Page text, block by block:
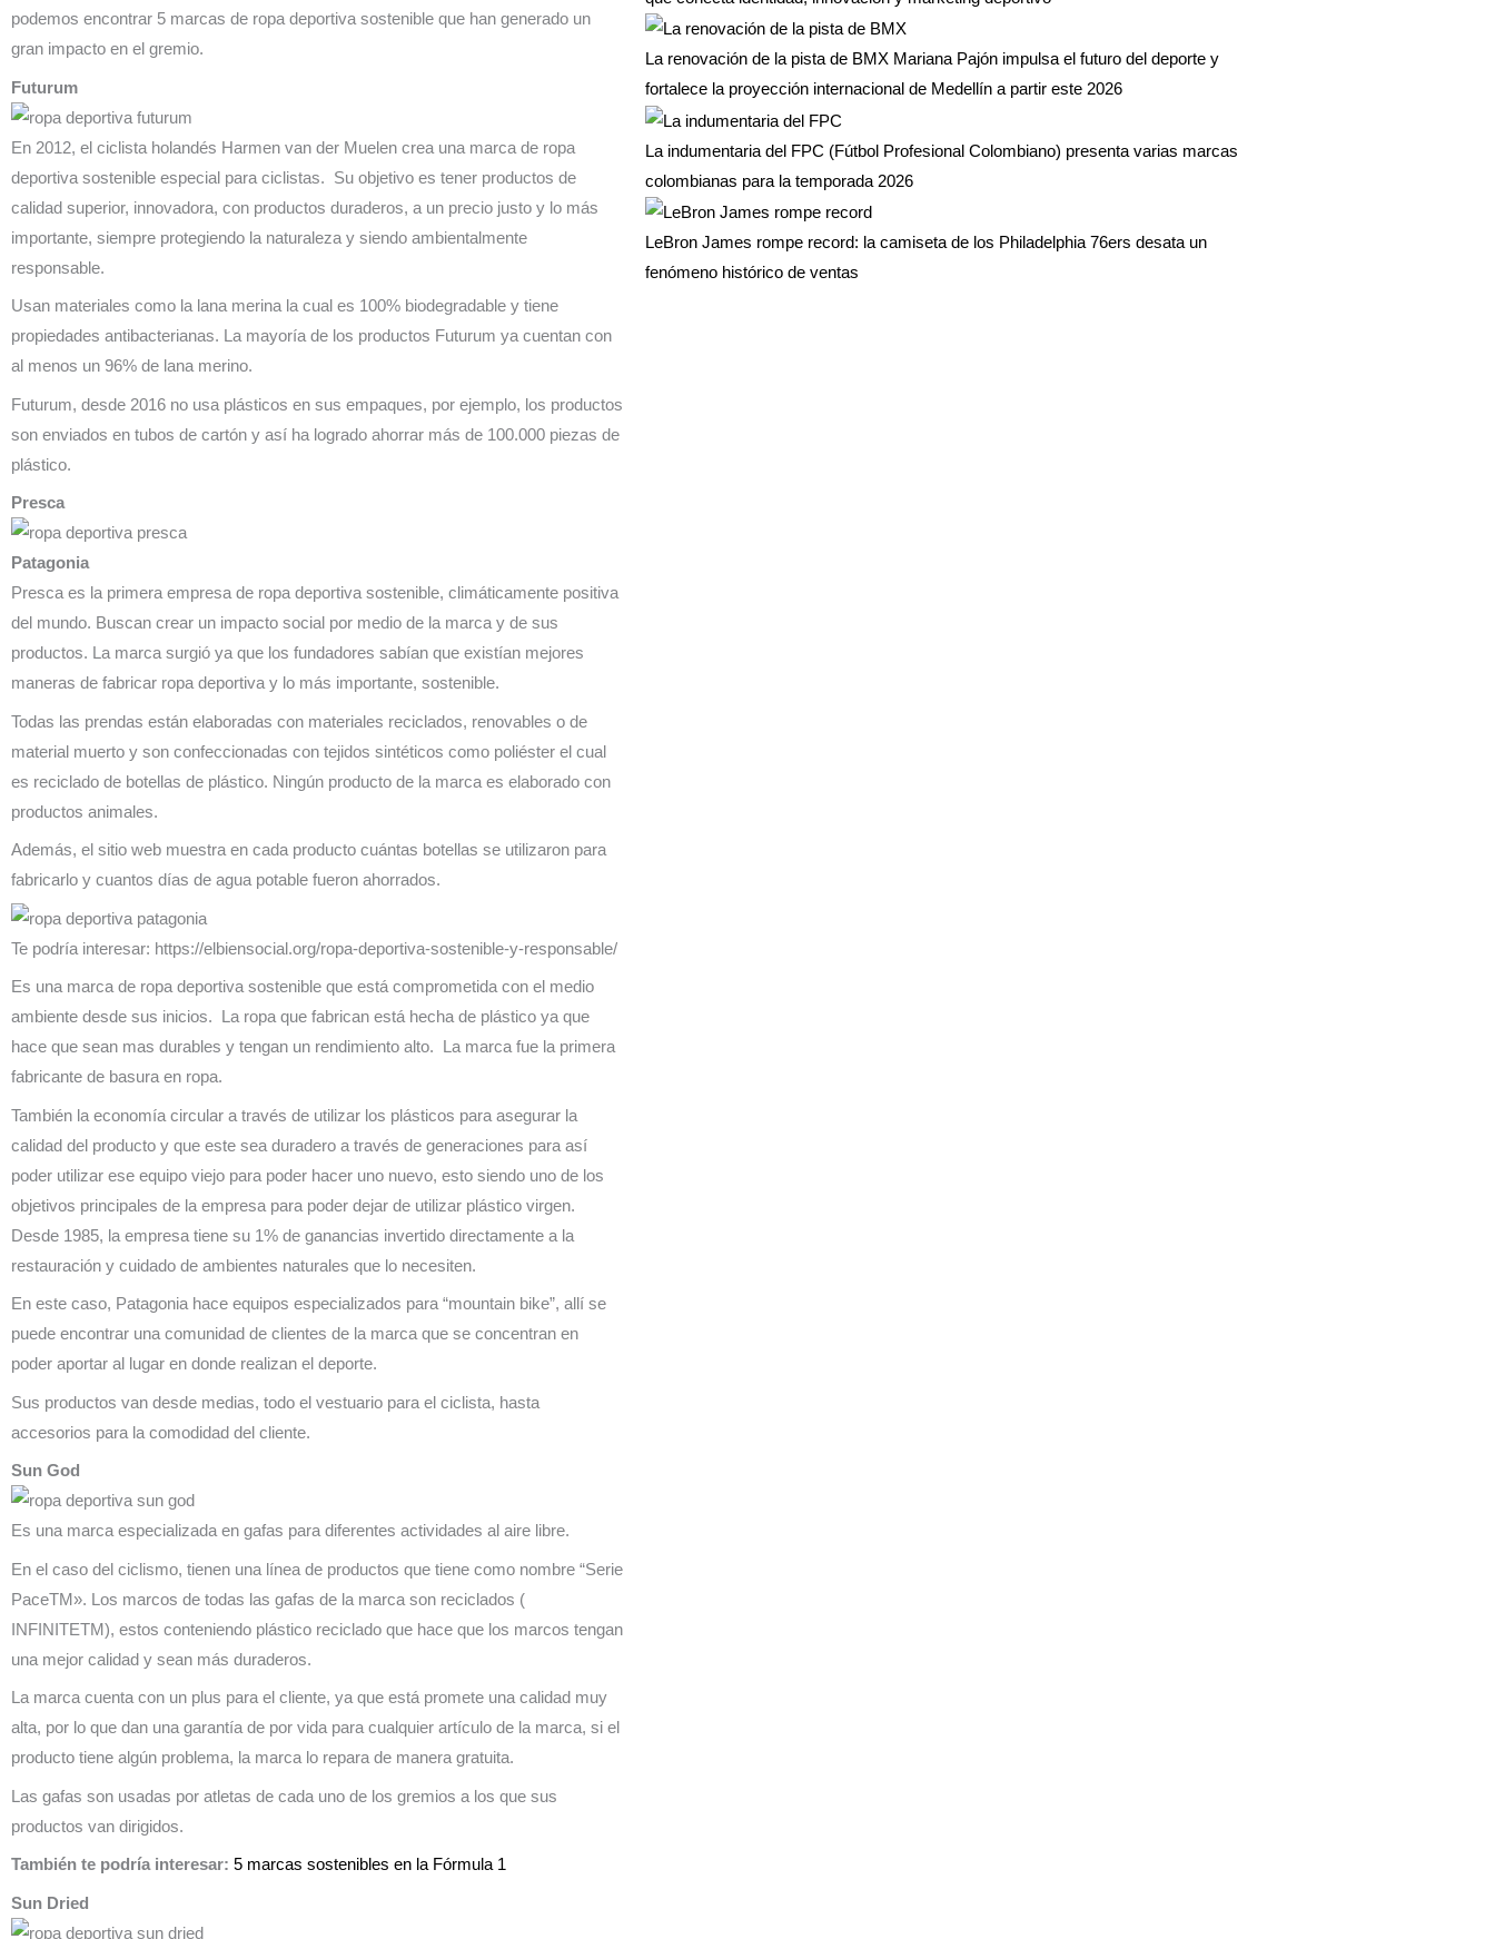
podemos encontrar 5 marcas de ropa deportiva sostenible que han generado un
gran impacto en el gremio.
Futurum
En 2012, el ciclista holandés Harmen van der Muelen crea una marca de ropa
deportiva sostenible especial para ciclistas. Su objetivo es tener productos de
calidad superior, innovadora, con productos duraderos, a un precio justo y lo más
importante, siempre protegiendo la naturaleza y siendo ambientalmente
responsable.
Usan materiales como la lana merina la cual es 100% biodegradable y tiene
propiedades antibacterianas. La mayoría de los productos Futurum ya cuentan con
al menos un 96% de lana merino.
Futurum, desde 2016 no usa plásticos en sus empaques, por ejemplo, los productos
son enviados en tubos de cartón y así ha logrado ahorrar más de 100.000 piezas de
plástico.
Presca
Patagonia
Presca es la primera empresa de ropa deportiva sostenible, climáticamente positiva
del mundo. Buscan crear un impacto social por medio de la marca y de sus
productos. La marca surgió ya que los fundadores sabían que existían mejores
maneras de fabricar ropa deportiva y lo más importante, sostenible.
Todas las prendas están elaboradas con materiales reciclados, renovables o de
material muerto y son confeccionadas con tejidos sintéticos como poliéster el cual
es reciclado de botellas de plástico. Ningún producto de la marca es elaborado con
productos animales.
Además, el sitio web muestra en cada producto cuántas botellas se utilizaron para
fabricarlo y cuantos días de agua potable fueron ahorrados.
Te podría interesar: https://elbiensocial.org/ropa-deportiva-sostenible-y-responsable/
Es una marca de ropa deportiva sostenible que está comprometida con el medio
ambiente desde sus inicios. La ropa que fabrican está hecha de plástico ya que
hace que sean mas durables y tengan un rendimiento alto. La marca fue la primera
fabricante de basura en ropa.
También la economía circular a través de utilizar los plásticos para asegurar la
calidad del producto y que este sea duradero a través de generaciones para así
poder utilizar ese equipo viejo para poder hacer uno nuevo, esto siendo uno de los
objetivos principales de la empresa para poder dejar de utilizar plástico virgen.
Desde 1985, la empresa tiene su 1% de ganancias invertido directamente a la
restauración y cuidado de ambientes naturales que lo necesiten.
En este caso, Patagonia hace equipos especializados para “mountain bike”, allí se
puede encontrar una comunidad de clientes de la marca que se concentran en
poder aportar al lugar en donde realizan el deporte.
Sus productos van desde medias, todo el vestuario para el ciclista, hasta
accesorios para la comodidad del cliente.
Sun God
Es una marca especializada en gafas para diferentes actividades al aire libre.
En el caso del ciclismo, tienen una línea de productos que tiene como nombre “Serie
PaceTM». Los marcos de todas las gafas de la marca son reciclados (
INFINITETM), estos conteniendo plástico reciclado que hace que los marcos tengan
una mejor calidad y sean más duraderos.
La marca cuenta con un plus para el cliente, ya que está promete una calidad muy
alta, por lo que dan una garantía de por vida para cualquier artículo de la marca, si el
producto tiene algún problema, la marca lo repara de manera gratuita.
Las gafas son usadas por atletas de cada uno de los gremios a los que sus
productos van dirigidos.
También te podría interesar: 5 marcas sostenibles en la Fórmula 1
Sun Dried
La renovación de la pista de BMX Mariana Pajón impulsa el futuro del deporte y
fortalece la proyección internacional de Medellín a partir este 2026
La indumentaria del FPC (Fútbol Profesional Colombiano) presenta varias marcas
colombianas para la temporada 2026
LeBron James rompe record: la camiseta de los Philadelphia 76ers desata un
fenómeno histórico de ventas